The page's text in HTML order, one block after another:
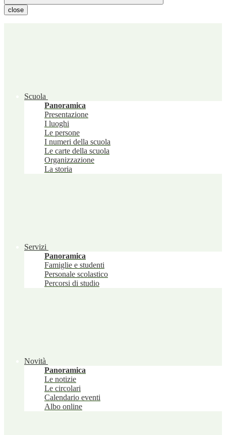
close
Scuola
Panoramica
Presentazione
I luoghi
Le persone
I numeri della scuola
Le carte della scuola
Organizzazione
La storia
Servizi
Panoramica
Famiglie e studenti
Personale scolastico
Percorsi di studio
Novità
Panoramica
Le notizie
Le circolari
Calendario eventi
Albo online